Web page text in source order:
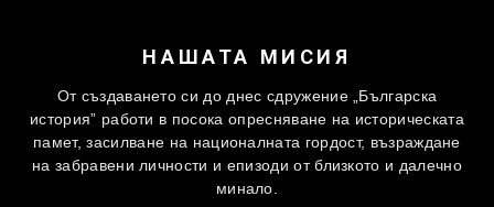
НАШАТА МИСИЯ
От създаването си до днес сдружение „Българска
история” работи в посока опресняване на историческата
памет, засилване на националната гордост, възраждане
на забравени личности и епизоди от близкото и далечно
минало.